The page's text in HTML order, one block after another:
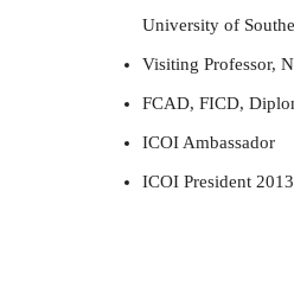
University of
Visiting Professor,
FCAD, FICD,
ICOI Ambassador
ICOI President